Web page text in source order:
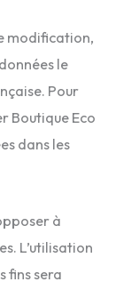
modification,
le
Pour
Boutique Eco
dans les
à
L’utilisation
fins sera